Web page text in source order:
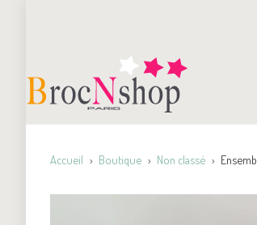
Accueil Boutique Non classé